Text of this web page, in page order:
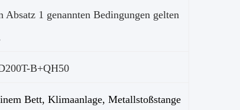
Absatz 1 genannten Bedingungen gelten
B+QH50
Bett, Klimaanlage, Metallstoßstange